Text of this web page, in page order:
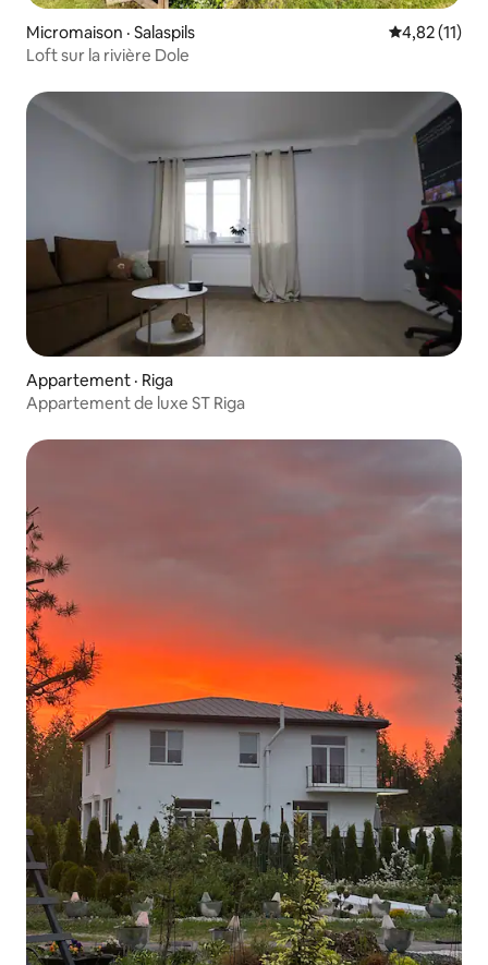
Micromaison · Salaspils Note
4,82 (11)
Loft sur la rivière Dole
Appartement · Riga
Appartement de luxe ST Riga